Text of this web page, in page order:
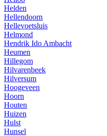
Helden
Hellendoorn
Hellevoetsluis
Helmond
Hendrik Ido Ambacht
Heumen
Hillegom
Hilvarenbeek
Hilversum
Hoogeveen
Hoorn
Houten
Huizen
Hulst
Hunsel